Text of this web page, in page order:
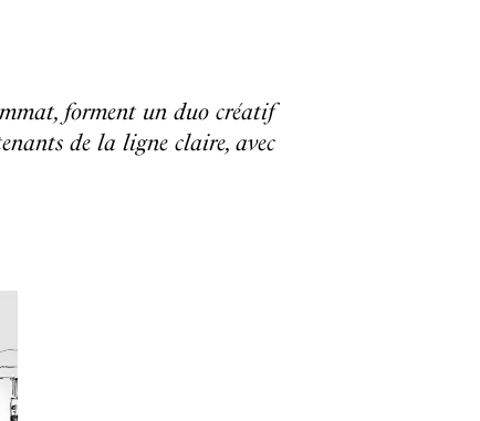
forment un duo créatif
de la ligne claire, avec